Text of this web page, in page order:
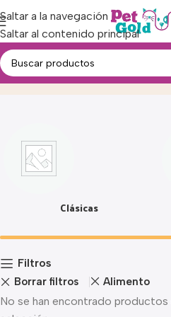
Saltar a la navegación
Saltar al contenido principal
ArenasInicio
Clásicas
Filtros
Borrar filtros Alimento
No se han encontrado